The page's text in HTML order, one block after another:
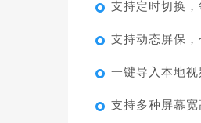
支持定时切换
支持动态屏保，
一键导入本地视
支持多种屏幕宽